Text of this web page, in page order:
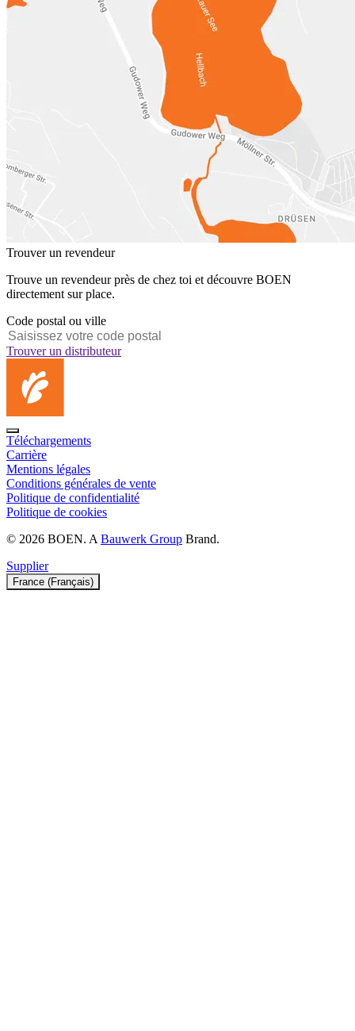
Trouver un revendeur
Trouve un revendeur près de chez toi et découvre BOEN
directement sur place.
Code postal ou ville
Trouver un distributeur
Téléchargements
Carrière
Mentions légales
Conditions générales de vente
Politique de confidentialité
Politique de cookies
© 2026 BOEN. ABauwerk Group Brand.
Supplier
France (Français)